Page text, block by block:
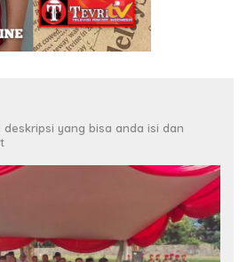
yang bisa anda isi dan